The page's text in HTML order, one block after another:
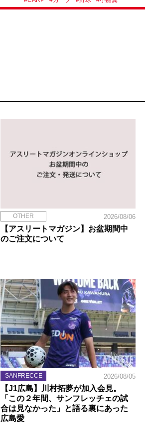
OTHER 2026/08/06
【アスリートマガジン】お盆期間中
のご注文について
SANFRECCE 2026/08/05
【J1広島】川村拓夢が加入会見。
「この２年間、サンフレッチェの試
合は見なかった」と語る裏にあった
広島愛